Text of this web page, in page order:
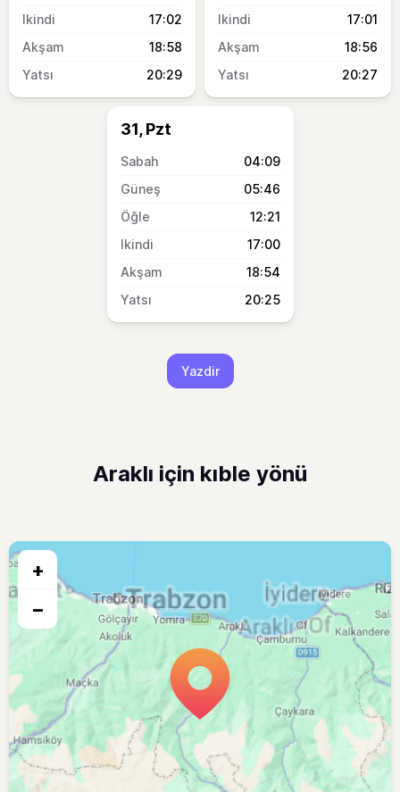
17:02
18:58
20:29
17:01
18:56
20:27
31, Pzt
04:09
05:46
12:21
17:00
18:54
20:25
Yazdir
Araklı için kıble yönü
+
−